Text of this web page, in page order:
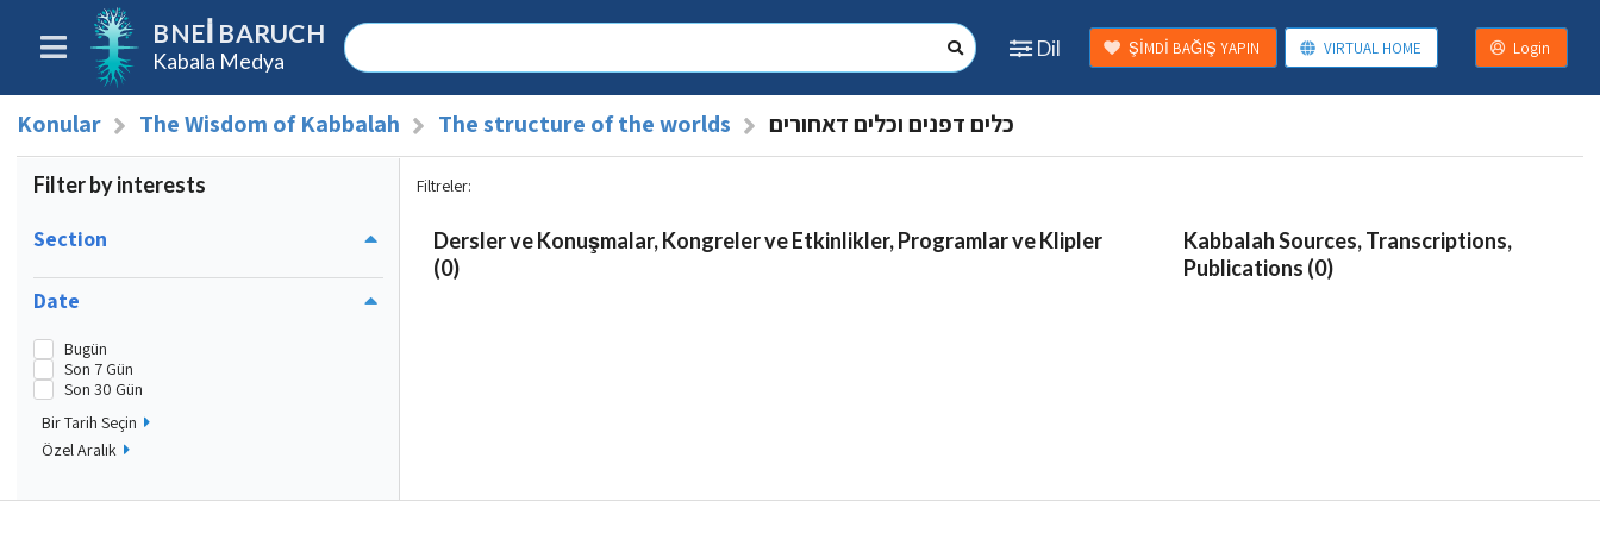
BNEI BARUCH
Kabala Medya
Dil ŞİMDİ BAĞIŞ YAPIN VIRTUAL HOME Login
Konular The Wisdom of Kabbalah The structure of the worlds כלים דפנים וכלים דאחורים
Filter by interests
Section
Date
Bugün
Son 7 Gün
Son 30 Gün
Bir Tarih Seçin
Özel Aralık
Filtreler:
Dersler ve Konuşmalar, Kongreler ve Etkinlikler, Programlar ve Klipler
(0)
Kabbalah Sources, Transcriptions,
Publications (0)